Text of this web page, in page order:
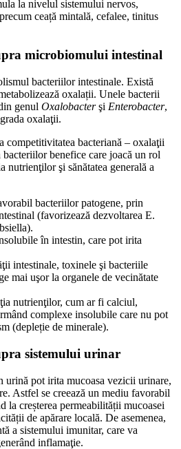
la nivelul sistemului nervos,
ceață mintală, cefalee, tinitus
microbiomului intestinal
bacteriilor intestinale. Există
oxalații. Unele bacterii
genul Oxalobacterşi Enterobacter,
oxalaţii.
competitivitatea bacteriană – oxalaţii
benefice care joacă un rol
nutrienţilor şi sănătatea generală a
bacteriilor patogene, prin
(favorizează dezvoltarea E.
în intestin, care pot irita
intestinale, toxinele şi bacteriile
mai uşor la organele de vecinătate
nutrienţilor, cum ar fi calciul,
complexe insolubile care nu pot
(depleție de minerale).
sistemului urinar
urină pot irita mucoasa vezicii urinare,
Astfel se creează un mediu favorabil
la creșterea permeabilității mucoasei
de apărare locală. De asemenea,
a sistemului imunitar, care va
inflamaţie.